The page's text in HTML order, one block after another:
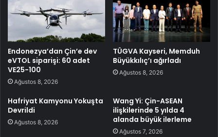
Endonezya’dan Çin’e dev
eVTOL siparişi: 60 adet
VE25-100
Ağustos 8, 2026
TÜGVA Kayseri, Memduh
Büyükkılıç’ı ağırladı
Ağustos 8, 2026
Hafriyat Kamyonu Yokuşta
Devrildi
Ağustos 8, 2026
Wang Yi: Çin-ASEAN
ilişkilerinde 5 yılda 4
alanda büyük ilerleme
Ağustos 7, 2026